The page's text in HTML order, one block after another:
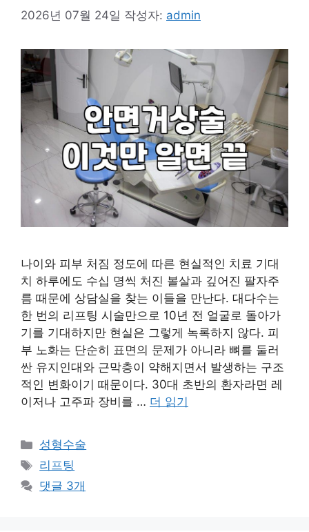
2026년 07월 24일 작성자: admin
나이와 피부 처짐 정도에 따른 현실적인 치료 기대
치 하루에도 수십 명씩 처진 볼살과 깊어진 팔자주
름 때문에 상담실을 찾는 이들을 만난다. 대다수는
한 번의 리프팅 시술만으로 10년 전 얼굴로 돌아가
기를 기대하지만 현실은 그렇게 녹록하지 않다. 피
부 노화는 단순히 표면의 문제가 아니라 뼈를 둘러
싼 유지인대와 근막층이 약해지면서 발생하는 구조
적인 변화이기 때문이다. 30대 초반의 환자라면 레
이저나 고주파 장비를 … 더 읽기
카
테
리
성형수술
태
그
리프팅
댓글 3개